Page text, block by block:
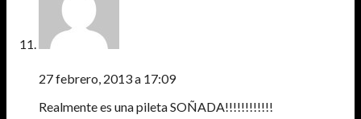
27 febrero, 2013 a 17:09
Realmente es una pileta SOÑADA!!!!!!!!!!!!